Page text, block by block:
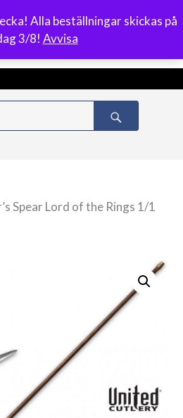
Alla beställningar skickas på
3/8! Avvisa
0
Spear Lord of the Rings 1/1